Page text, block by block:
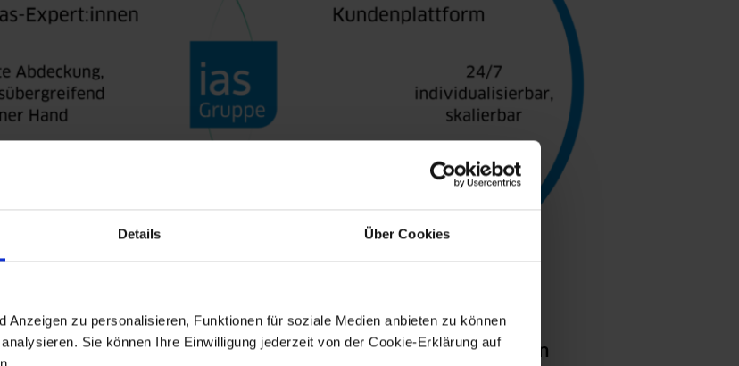
Details Über Cookies
Anzeigen zu personalisieren, Funktionen für soziale Medien anbieten zu können
Sie können Ihre Einwilligung jederzeit von der Cookie-Erklärung auf
– Lösungen, die sich Ihrem Unternehmen anpassen